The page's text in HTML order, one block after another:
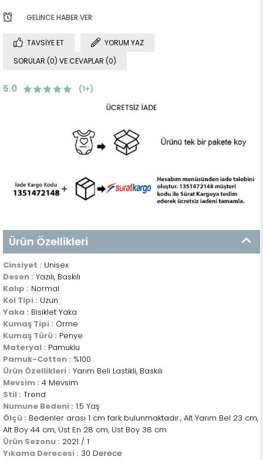
GELINCE HABER VER
TAVSIYE ET
YORUM YAZ
SORULAR (0) VE CEVAPLAR (0)
5.0 (1+)
Ürün Özellikleri
Cinsiyet : Unisex
Desen : Yazılı, Baskılı
Kalıp : Normal
Kol Tipi : Uzun
Yaka : Bisiklet Yaka
Kumaş Tipi : Örme
Kumaş Türü : Penye
Materyal : Pamuklu
Pamuk-Cotton : %100
Ürün Özellikleri : Yarım Beli Lastikli, Baskılı
Mevsim : 4 Mevsim
Stil : Trend
Numune Bedeni : 1.5 Yaş
Ölçü : Bedenler arası 1 cm fark bulunmaktadır., Alt Yarım Bel 23 cm,
Alt Boy 44 cm, Üst En 28 cm, Üst Boy 38 cm
Ürün Sezonu : 2021 / 1
Yıkama Derecesi : 30 Derece